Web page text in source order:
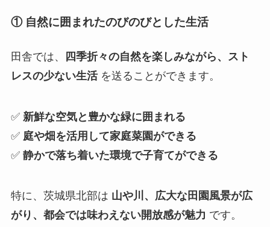
① 自然に囲まれたのびのびとした生活
田舎では、
四季折々の自然を楽しみながら、スト
レスの少ない生活を送ることができます。
✅ 新鮮な空気と豊かな緑に囲まれる
✅ 庭や畑を活用して家庭菜園ができる
✅ 静かで落ち着いた環境で子育てができる
特に、茨城県北部は 山や川、広大な田園風景が広
がり、都会では味わえない開放感が魅力 です。